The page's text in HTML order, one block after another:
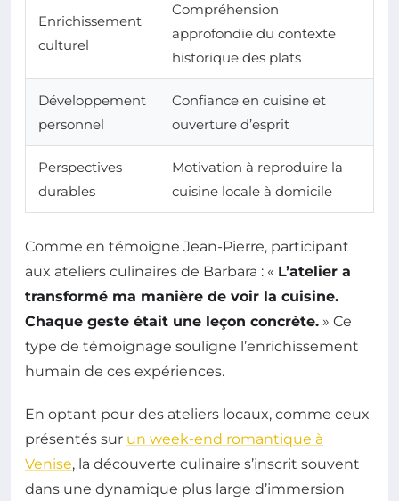
Enrichissement
culturel
Compréhension
approfondie du contexte
historique des plats
Développement
personnel
Confiance en cuisine et
ouverture d’esprit
Perspectives
durables
Motivation à reproduire la
cuisine locale à domicile
Comme en témoigne Jean-Pierre, participant
aux ateliers culinaires de Barbara : « L’atelier a
transformé ma manière de voir la cuisine.
Chaque geste était une leçon concrète. » Ce
type de témoignage souligne l’enrichissement
humain de ces expériences.
En optant pour des ateliers locaux, comme ceux
présentés sur un week-end romantique à
Venise, la découverte culinaire s’inscrit souvent
dans une dynamique plus large d’immersion